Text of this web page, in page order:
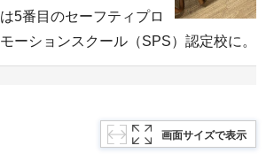
は5番目のセーフティプロ
モーションスクール（SPS）認定校に。
画面サイズで表示